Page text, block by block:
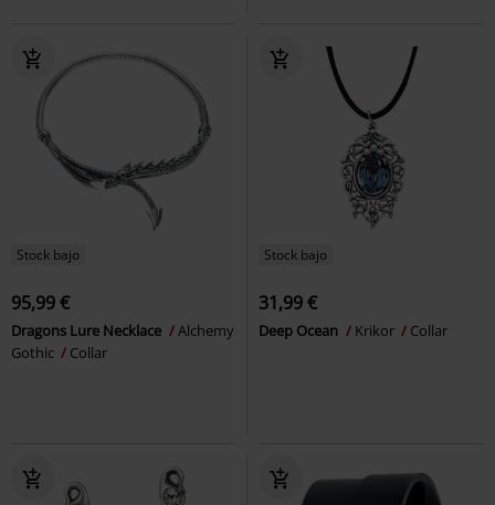
Stock bajo
95,99 €
Dragons Lure Necklace
Alchemy
Gothic
Collar
Stock bajo
31,99 €
Deep Ocean Krikor Collar